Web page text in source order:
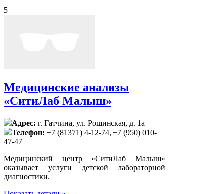
5
Медицинские анализы
«СитиЛаб Малыш»
Адрес: г. Гатчина, ул. Рощинская, д. 1а
Телефон: +7 (81371) 4-12-74, +7 (950) 010-
47-47
Медицинский центр «СитиЛаб Малыш»
оказывает услуги детской лабораторной
диагностики.